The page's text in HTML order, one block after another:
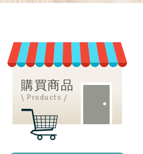
購買商品
\ Products /